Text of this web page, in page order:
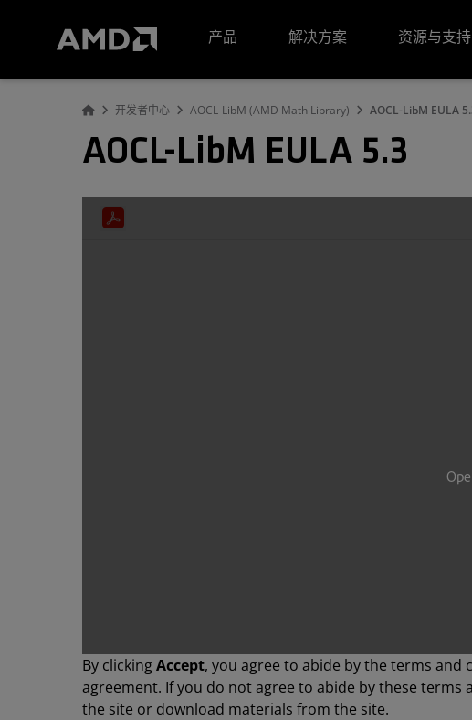
产品
解决方案 资源与支持
开发者中心 AOCL-LibM (AMD Math Library) AOCL-LibM EULA
AOCL-LibM EULA 5.3
By clickingAccept, you agree to abide by the terms
agreement. If you do not agree to abide by these
the site or download materials from the site.